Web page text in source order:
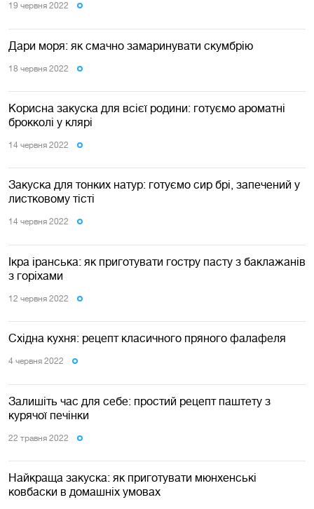
19 червня 2022
Дари моря: як смачно замаринувати скумбрію
18 червня 2022
Корисна закуска для всієї родини: готуємо ароматні
брокколі у клярі
14 червня 2022
Закуска для тонких натур: готуємо сир брі, запечений у
листковому тісті
14 червня 2022
Ікра іранська: як приготувати гостру пасту з баклажанів
з горіхами
12 червня 2022
Східна кухня: рецепт класичного пряного фалафеля
4 червня 2022
Залишіть час для себе: простий рецепт паштету з
курячої печінки
22 травня 2022
Найкраща закуска: як приготувати мюнхенські
ковбаски в домашніх умовах